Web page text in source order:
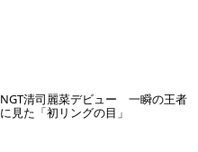
NGT清司麗菜デビュー 一瞬の王者
に見た「初リングの目」